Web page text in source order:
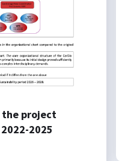
the project
2025